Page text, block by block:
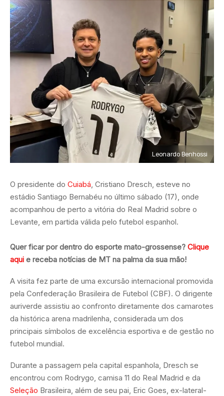
Leonardo Benhossi
O presidente do Cuiabá , Cristiano Dresch, esteve no
estádio Santiago Bernabéu no último sábado (17), onde
acompanhou de perto a vitória do Real Madrid sobre o
Levante, em partida válida pelo futebol espanhol.
Quer ficar por dentro do esporte mato-grossense? Clique
aqui e receba notícias de MT na palma da sua mão!
A visita fez parte de uma excursão internacional promovida
pela Confederação Brasileira de Futebol (CBF). O dirigente
auriverde assistiu ao confronto diretamente dos camarotes
da histórica arena madrilenha, considerada um dos
principais símbolos de excelência esportiva e de gestão no
futebol mundial.
Durante a passagem pela capital espanhola, Dresch se
encontrou com Rodrygo, camisa 11 do Real Madrid e da
Seleção Brasileira, além de seu pai, Eric Goes, ex-lateral-